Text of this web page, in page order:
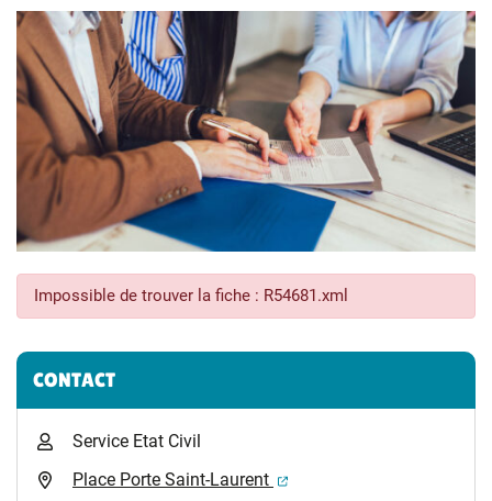
Impossible de trouver la fiche : R54681.xml
Informations complémentaires
CONTACT
Service Etat Civil
Place Porte Saint-Laurent
(ouverture dans un